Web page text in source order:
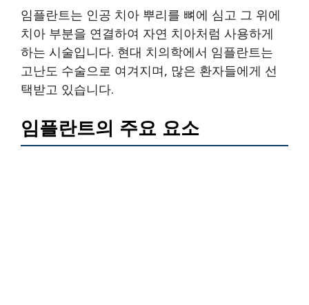
임플란트는 인공 치아 뿌리를 뼈에 심고 그 위에
치아 부분을 연결하여 자연 치아처럼 사용하게
하는 시술입니다. 현대 치의학에서 임플란트는
고난도 수술으로 여겨지며, 많은 환자들에게 선
택받고 있습니다.
임플란트의 주요 요소